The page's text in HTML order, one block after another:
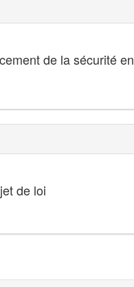
de la sécurité en
de loi